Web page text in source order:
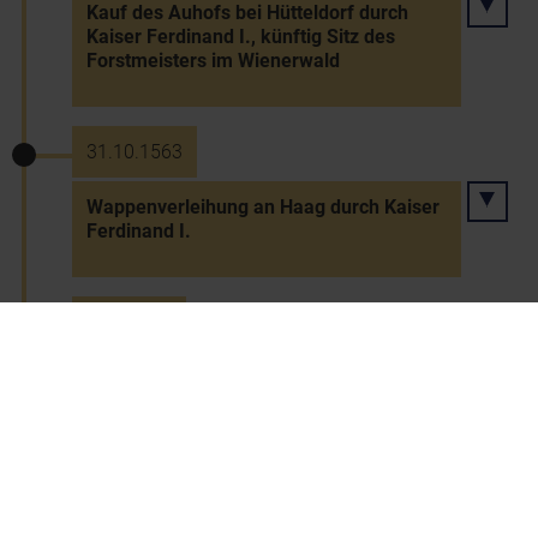
Kauf des Auhofs bei Hütteldorf durch
Kaiser Ferdinand I., künftig Sitz des
Forstmeisters im Wienerwald
31.10.1563
Wappenverleihung an Haag durch Kaiser
Ferdinand I.